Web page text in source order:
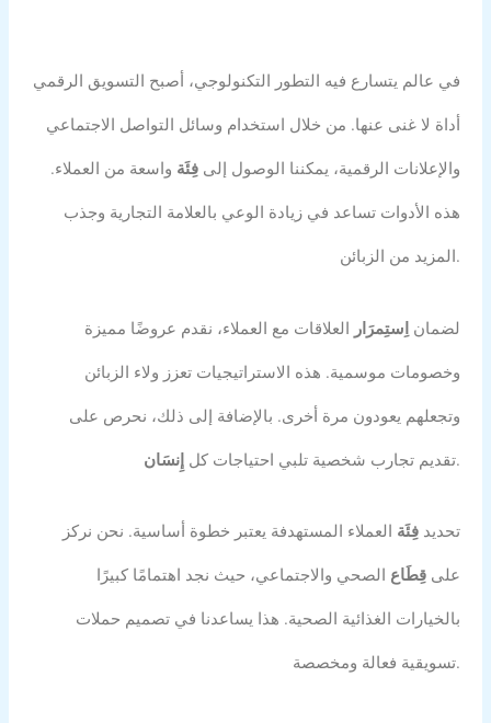
في عالم يتسارع فيه التطور التكنولوجي، أصبح التسويق الرقمي
أداة لا غنى عنها. من خلال استخدام وسائل التواصل الاجتماعي
والإعلانات الرقمية، يمكننا الوصول إلى فِئَة واسعة من العملاء.
هذه الأدوات تساعد في زيادة الوعي بالعلامة التجارية وجذب
المزيد من الزبائن.
لضمان اِستِمرَار العلاقات مع العملاء، نقدم عروضًا مميزة
وخصومات موسمية. هذه الاستراتيجيات تعزز ولاء الزبائن
وتجعلهم يعودون مرة أخرى. بالإضافة إلى ذلك، نحرص على
تقديم تجارب شخصية تلبي احتياجات كل إِنسَان .
تحديد فِئَة العملاء المستهدفة يعتبر خطوة أساسية. نحن نركز
على قِطَاع الصحي والاجتماعي، حيث نجد اهتمامًا كبيرًا
بالخيارات الغذائية الصحية. هذا يساعدنا في تصميم حملات
تسويقية فعالة ومخصصة.